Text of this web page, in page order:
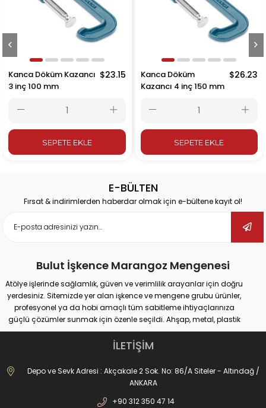
Kanca Döküm Kazancı
3 inç 100 mm
$23.15
SEPETE EKLE
Kanca Döküm
Kazancı 4 inç 150 mm
$26.23
SEPETE EKLE
E-BÜLTEN
Fırsat & indirimlerden haberdar olmak için e-bültene kayıt ol!
Bulut İşkence Marangoz Mengenesi
Atölye işlerinde sağlamlık, güven ve verimlilik arayanlar için doğru
yerdesiniz. Sitemizde yer alan işkence ve mengene grubu ürünler,
profesyonel ya da hobi amaçlı tüm sabitleme ihtiyaçlarınıza
güçlü çözümler sunmak için özenle seçildi. Ahşap, metal, plastik
gibi farklı yüzeylerde güvenli tutuş sağlayan ürünlerimiz;
marangozluk, kaynak, delme, montaj ve tamir gibi pek çok alanda
maksimum performans vadediyor.
İster büyük ölçekli sanayi tipi işler yapıyor olun, ister evde basit
onarımlar; doğru işkence ve mengeneyle hem iş güvenliğinizi
işkencelerden matkap mengenelerine, ray işkencelerinden kazancı
İLETİŞİM
Depo ve Sevk Adresi : Akçakale 2 Sok. No: 86/A Siteler - Altındağ /
ANKARA
+90 312 350 47 14